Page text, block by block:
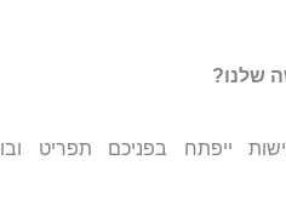
שלנו?
ייפתח בפניכם תפריט ובו